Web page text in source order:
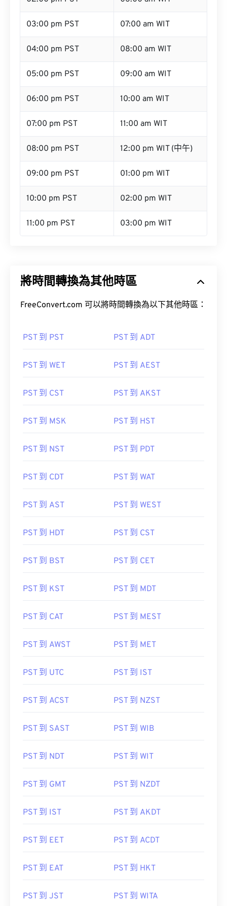
03:00 pm PST 07:00 am WIT
04:00 pm PST 08:00 am WIT
05:00 pm PST 09:00 am WIT
06:00 pm PST 10:00 am WIT
07:00 pm PST 11:00 am WIT
08:00 pm PST 12:00 pm WIT (中午)
09:00 pm PST 01:00 pm WIT
10:00 pm PST 02:00 pm WIT
11:00 pm PST 03:00 pm WIT
將時間轉換為其他時區
FreeConvert.com 可以將時間轉換為以下其他時區：
PST 到 PST PST 到 ADT
PST 到 WET PST 到 AEST
PST 到 CST PST 到 AKST
PST 到 MSK PST 到 HST
PST 到 NST PST 到 PDT
PST 到 CDT PST 到 WAT
PST 到 AST PST 到 WEST
PST 到 HDT PST 到 CST
PST 到 BST PST 到 CET
PST 到 KST PST 到 MDT
PST 到 CAT PST 到 MEST
PST 到 AWST PST 到 MET
PST 到 UTC PST 到 IST
PST 到 ACST PST 到 NZST
PST 到 SAST PST 到 WIB
PST 到 NDT PST 到 WIT
PST 到 GMT PST 到 NZDT
PST 到 IST PST 到 AKDT
PST 到 EET PST 到 ACDT
PST 到 EAT PST 到 HKT
PST 到 JST PST 到 WITA